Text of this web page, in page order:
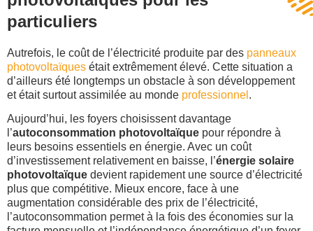
particuliers
Autrefois, le coût de l’électricité produite par des panneaux
photovoltaïques était extrêmement élevé. Cette situation a
d’ailleurs été longtemps un obstacle à son développement
et était surtout assimilée au monde professionnel .
Aujourd’hui, les foyers choisissent davantage
l’autoconsommation photovoltaïque pour répondre à
leurs besoins essentiels en énergie. Avec un coût
d’investissement relativement en baisse, l’énergie solaire
photovoltaïque devient rapidement une source d’électricité
plus que compétitive. Mieux encore, face à une
augmentation considérable des prix de l’électricité,
l’autoconsommation permet à la fois des économies sur la